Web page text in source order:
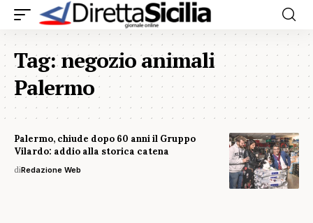
Tag:negozio animali
Palermo
Palermo, chiude dopo 60 anni il Gruppo
Vilardo: addio alla storica catena
diRedazione Web